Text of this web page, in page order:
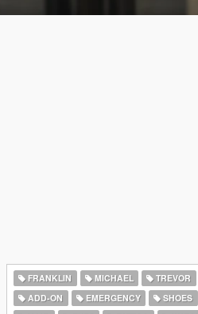
FRANKLIN MICHAEL TREVOR
ADD-ON
EMERGENCY SHOES